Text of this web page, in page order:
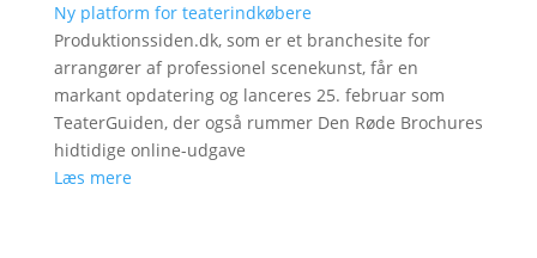
Ny platform for teaterindkøbere
Produktionssiden.dk, som er et branchesite for
arrangører af professionel scenekunst, får en
markant opdatering og lanceres 25. februar som
TeaterGuiden, der også rummer Den Røde Brochures
hidtidige online-udgave
Læs mere